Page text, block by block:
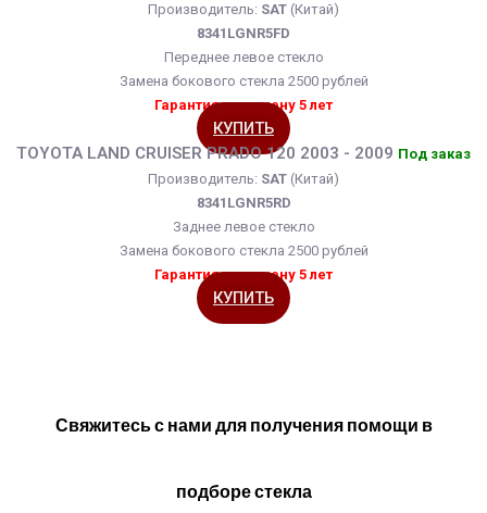
Производитель: SAT (Китай)
8341LGNR5FD
Переднее левое стекло
Замена бокового стекла 2500 рублей
Гарантия на замену 5 лет
КУПИТЬ
TOYOTA LAND CRUISER PRADO 120 2003 - 2009 Под заказ
Производитель: SAT (Китай)
8341LGNR5RD
Заднее левое стекло
Замена бокового стекла 2500 рублей
Гарантия на замену 5 лет
КУПИТЬ
Свяжитесь с нами для получения помощи в
подборе стекла